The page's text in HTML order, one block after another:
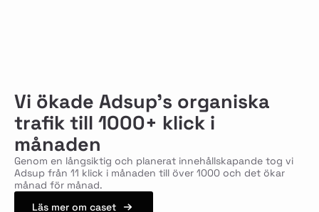
Vi ökade Adsup's organiska
trafik till 1000+ klick i
månaden
Genom en långsiktig och planerat innehållskapande tog vi
Adsup från 11 klick i månaden till över 1000 och det ökar
månad för månad.
Läs mer om caset